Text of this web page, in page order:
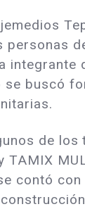
se buscó
de
contó